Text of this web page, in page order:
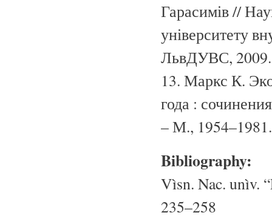
Гарасимів //
університету
ЛьвДУВС, 2009.
13. Маркс К.
года :
– М.,
Bibliography:
Vìsn. Nac. unìv.
235–258